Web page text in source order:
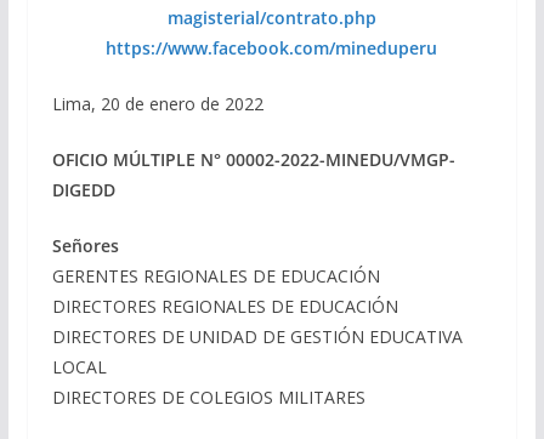
magisterial/contrato.php
https://www.facebook.com/mineduperu
Lima, 20 de enero de 2022
OFICIO MÚLTIPLE N° 00002-2022-MINEDU/VMGP-
DIGEDD
Señores
GERENTES REGIONALES DE EDUCACIÓN
DIRECTORES REGIONALES DE EDUCACIÓN
DIRECTORES DE UNIDAD DE GESTIÓN EDUCATIVA
LOCAL
DIRECTORES DE COLEGIOS MILITARES